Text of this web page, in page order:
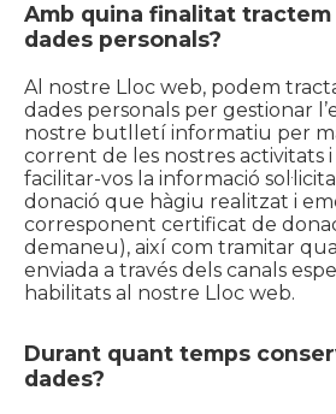
Amb quina finalitat
dades personals?
Al nostre Lloc web, podem
dades personals per gestionar
nostre butlletí informatiu per
corrent de les nostres activitats
facilitar-vos la informació
donació que hàgiu realitzat i
corresponent certificat de
demaneu), així com tramitar
enviada a través dels canals
habilitats al nostre Lloc web.
Durant quant temps
dades?